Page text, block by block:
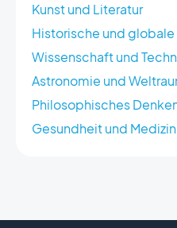
Kunst und Literatur
Historische und globale
Wissenschaft und
Astronomie und
Philosophisches
Gesundheit und Medizin